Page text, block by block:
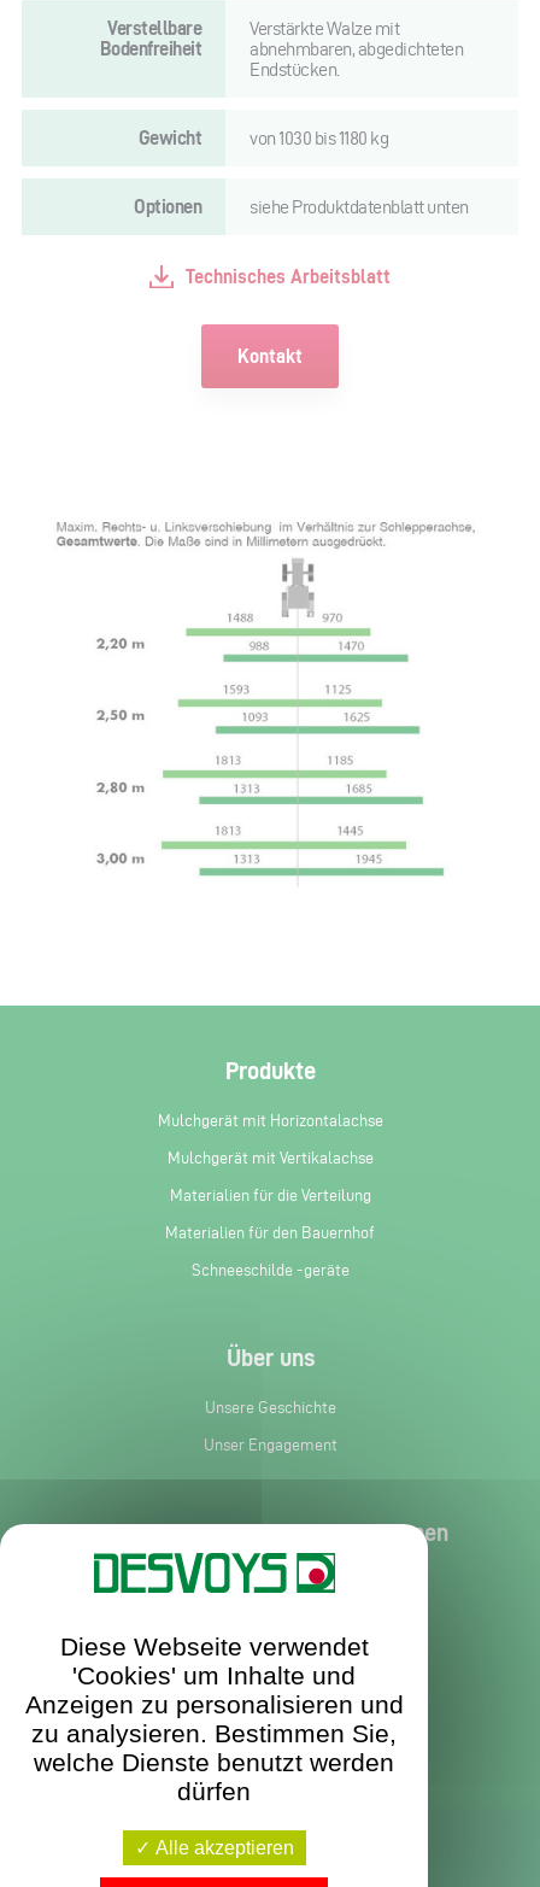
Verstellbare
Bodenfreiheit
Verstärkte Walze mit
abnehmbaren, abgedichteten
Endstücken.
Gewicht von 1030 bis 1180 kg
Optionen siehe Produktdatenblatt unten
Technisches Arbeitsblatt
Kontakt
Produkte
Mulchgerät mit Horizontalachse
Mulchgerät mit Vertikalachse
Materialien für die Verteilung
Materialien für den Bauernhof
Schneeschilde -geräte
Über uns
Unsere Geschichte
Unser Engagement
Dienstleistungen und Informationen
Kundendienst
Aktuelles
Prospekt anfordern
Kontakt
Diese Webseite verwendet
'Cookies' um Inhalte und
Anzeigen zu personalisieren und
zu analysieren. Bestimmen Sie,
welche Dienste benutzt werden
dürfen
Alle akzeptieren